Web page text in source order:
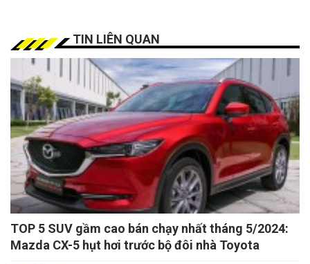
TIN LIÊN QUAN
TOP 5 SUV gầm cao bán chạy nhất tháng 5/2024:
Mazda CX-5 hụt hơi trước bộ đôi nhà Toyota